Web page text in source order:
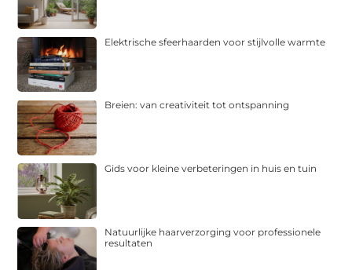
Elektrische sfeerhaarden voor stijlvolle warmte
Breien: van creativiteit tot ontspanning
Gids voor kleine verbeteringen in huis en tuin
Natuurlijke haarverzorging voor professionele
resultaten